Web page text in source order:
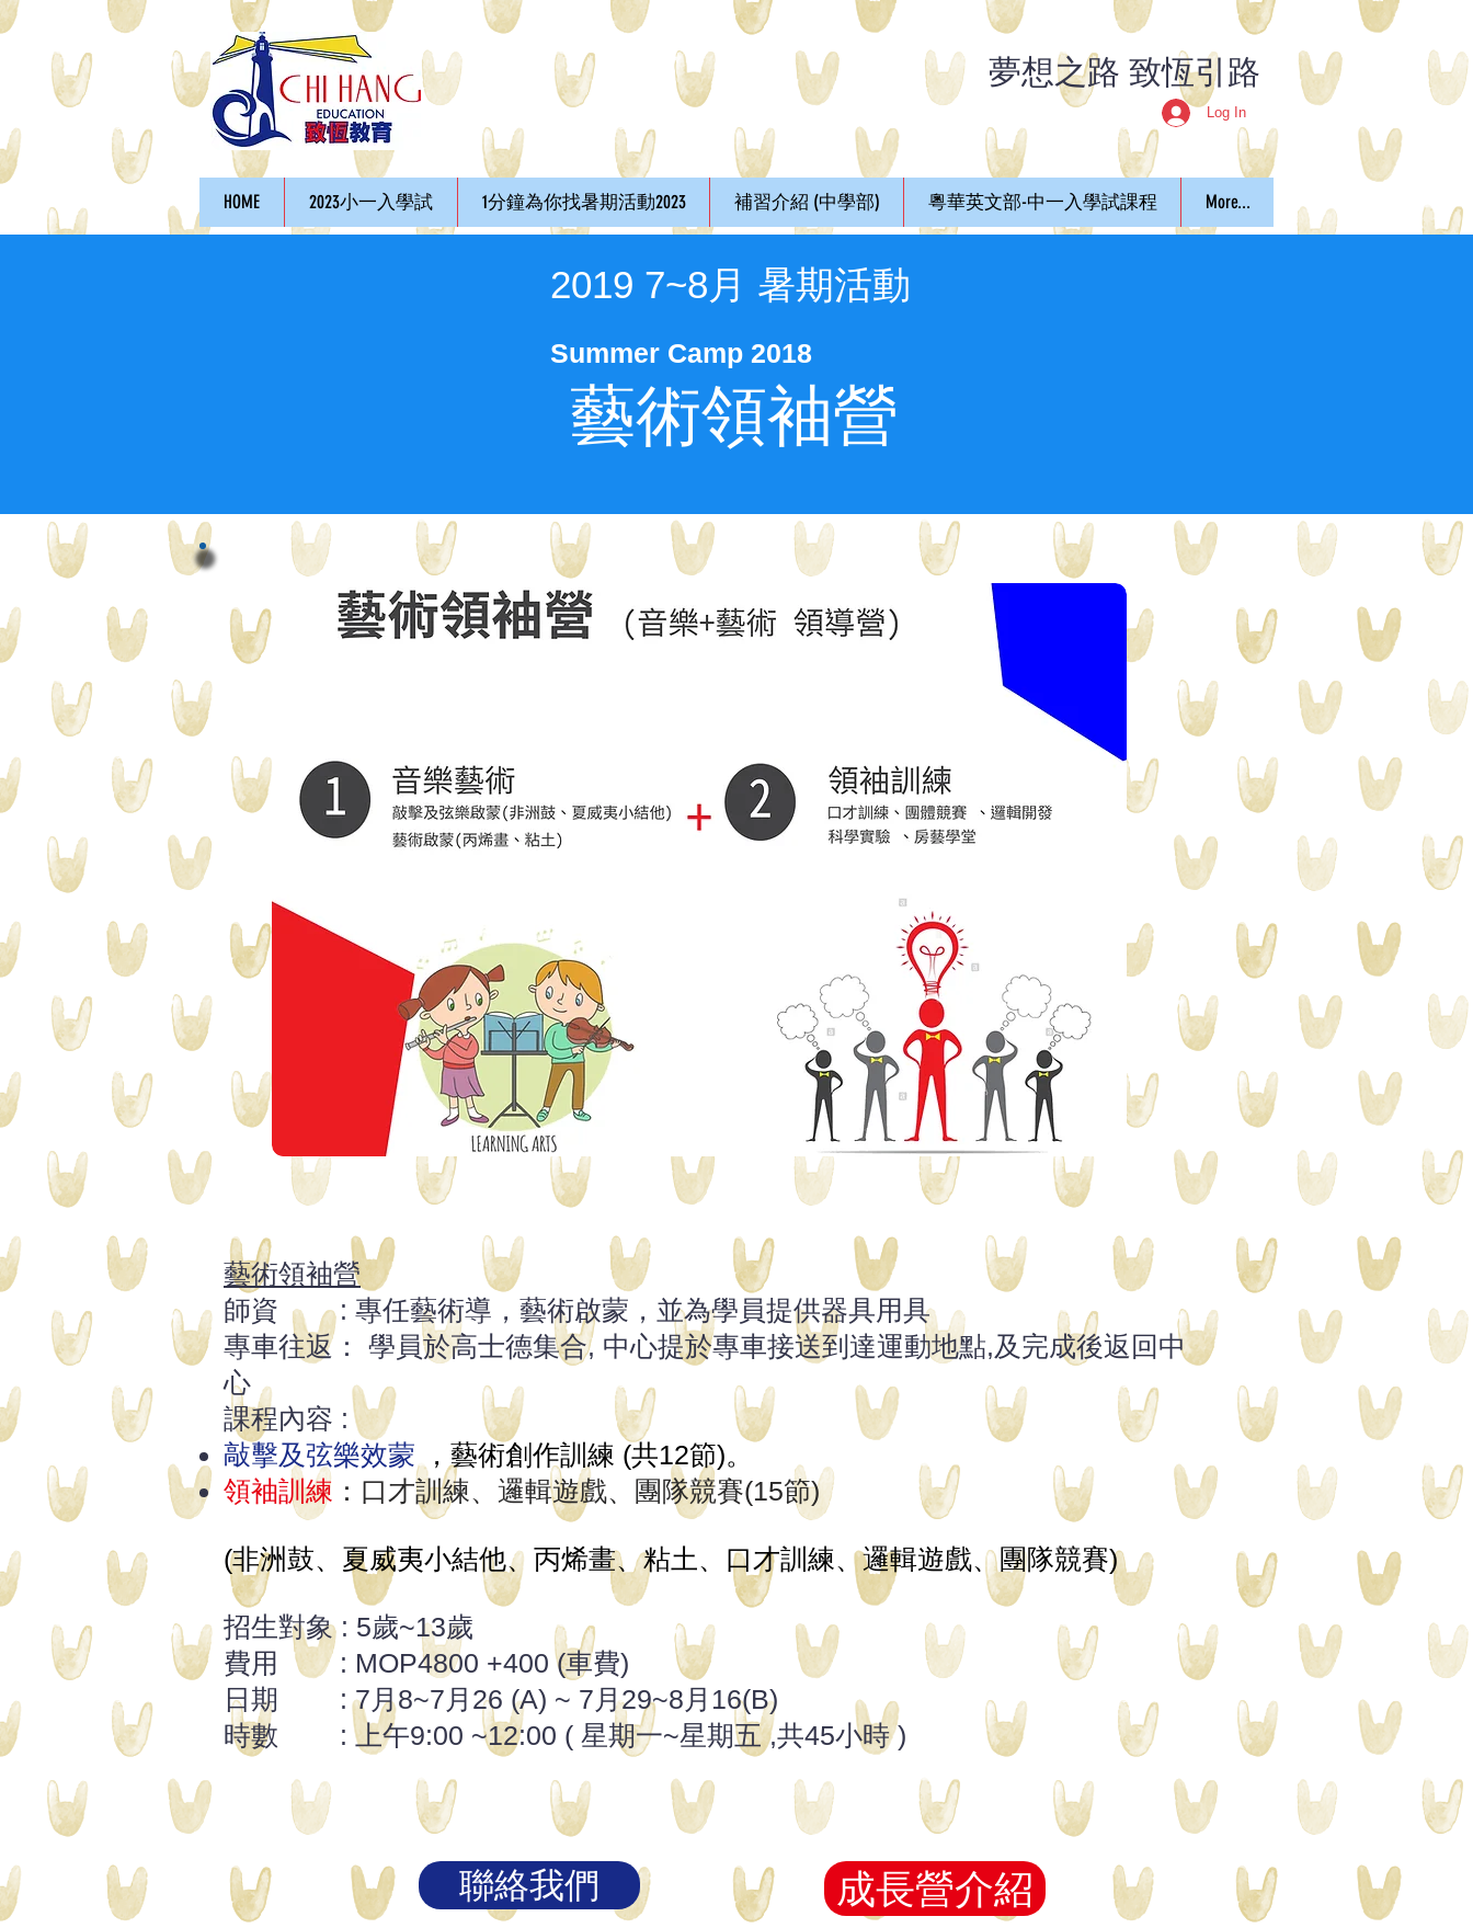
​夢想之路 致恆引路
Log In
HOME 2023小一入學試 1分鐘為你找暑期活動2023 補習介紹 (中學部) 粵華英文部-中一入學試課程 More...
2019 7~8月 暑期活動
Summer Camp 2018
​藝術領袖營
藝術領袖營
師資 : 專任藝術導，藝術啟蒙，並為學員提供器具用具
專車往返： 學員於高士德集合, 中心提於專車接送到達運動地點,及完成後返回中
心
課程內容 :
敲擊及弦樂效蒙 ，藝術創作訓練 (共12節)。
領袖訓練 ：口才訓練、邏輯遊戲、團隊競賽(15節)
(非洲鼓、夏威夷小結他、丙烯畫、粘土、口才訓練、邏輯遊戲、團隊競賽)
招生對象 : 5歲~13歲
​費用 : MOP4800 +400 (車費)
日期 : 7月8~7月26 (A) ~ 7月29~8月16(B)
時數 : 上午9:00 ~12:00 ( 星期一~星期五 ,共45小時 )
聯絡我們 成長營介紹